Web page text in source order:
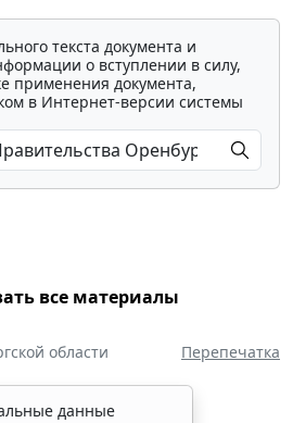
текста документа и
о вступлении в силу,
применения документа,
в Интернет-версии системы
все материалы
области
Перепечатка
данные